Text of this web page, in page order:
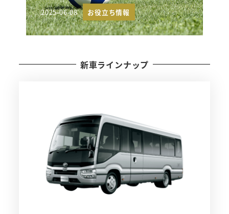
投稿日
2025-06-08 お役立ち情報
新車ラインナップ